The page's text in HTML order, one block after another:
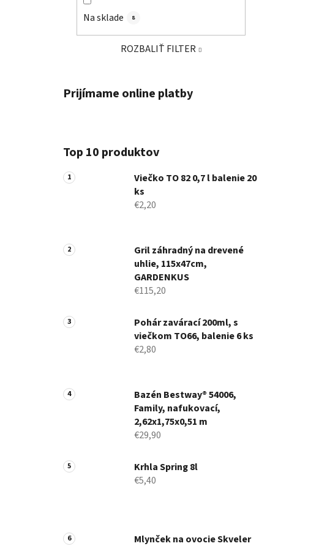
Na sklade 8
ROZBALIŤ FILTER
Prijímame online platby
Top 10 produktov
Viečko TO 82 0,7 l balenie 20
ks
€2,20
Gril záhradný na drevené
uhlie, 115x47cm,
GARDENKUS
€115,20
Pohár zavárací 200ml, s
viečkom TO66, balenie 6 ks
€2,80
Bazén Bestway® 54006,
Family, nafukovací,
2,62x1,75x0,51 m
€29,90
Krhla Spring 8l
€5,40
Mlynček na ovocie Skveler